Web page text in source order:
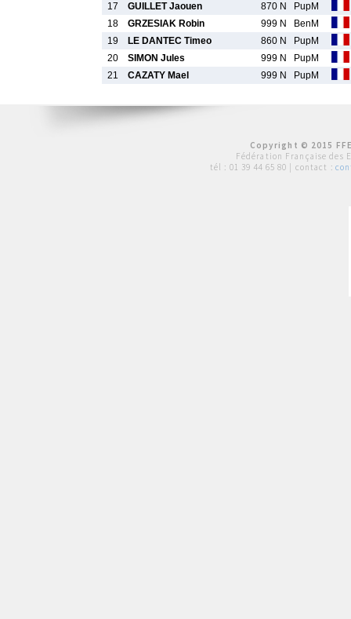
17
GUILLET Jaouen 870 N
PupM
18
GRZESIAK Robin 999 N
BenM
19
LE DANTEC Timeo 860 N
PupM
20
SIMON Jules 999 N
PupM
21
CAZATY Mael 999 N PupM
Copyright © 2015
Fédération Française des
tél : 01 39 44 65 80 | contact :